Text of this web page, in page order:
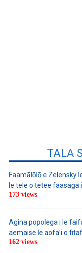
TALA
Faamālōlō e Zelensky
le tele o tetee faasaga
173 views
Agina popolega i le
aemaise le aofa’i o
162 views